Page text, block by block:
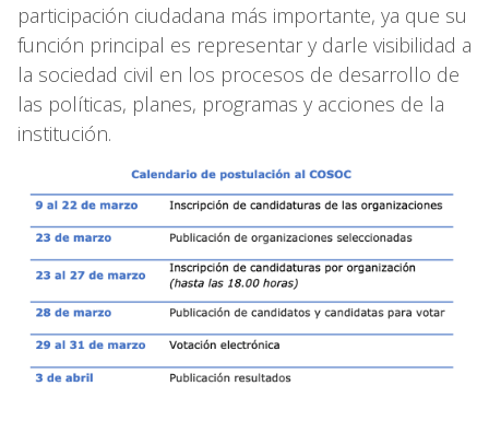
participación ciudadana más importante, ya que su
función principal es representar y darle visibilidad a
la sociedad civil en los procesos de desarrollo de
las políticas, planes, programas y acciones de la
institución.